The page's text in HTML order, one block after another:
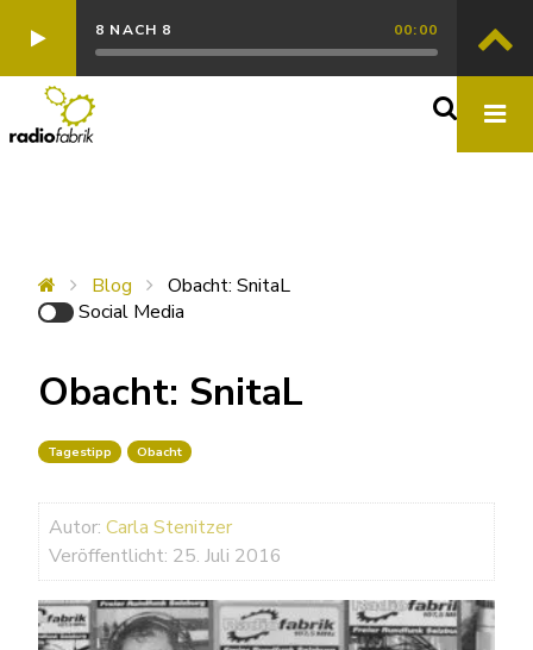
8 NACH 8 00:00
Blog
Obacht: SnitaL
Social Media
Obacht: SnitaL
Tagestipp Obacht
Autor: Carla Stenitzer
Veröffentlicht: 25. Juli 2016